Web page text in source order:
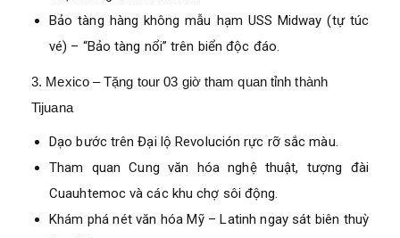
Bảo tàng hàng không mẫu hạm USS Midway (tự túc
vé) – “Bảo tàng nổi” trên biển độc đáo.
3. Mexico – Tặng tour 03 giờ tham quan tỉnh thành
Tijuana
Dạo bước trên Đại lộ Revolución rực rỡ sắc màu.
Tham quan Cung văn hóa nghệ thuật, tượng đài
Cuauhtemoc và các khu chợ sôi động.
Khám phá nét văn hóa Mỹ – Latinh ngay sát biên thuỳ